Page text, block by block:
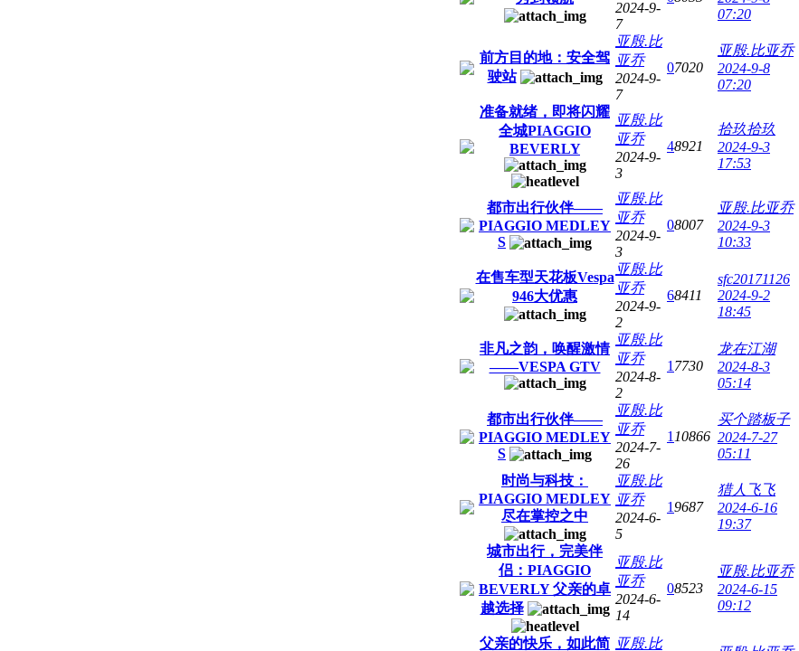
2024-9-
7
07:20
前方目的地：安全驾
驶站
亚殷.比
亚乔
2024-9-
7
07020
亚殷.比亚乔
2024-9-8
07:20
准备就绪，即将闪耀
全城PIAGGIO
BEVERLY
亚殷.比
亚乔
2024-9-
3
48921
拾玖拾玖
2024-9-3
17:53
都市出行伙伴——
PIAGGIO MEDLEY
S
亚殷.比
亚乔
2024-9-
3
08007
亚殷.比亚乔
2024-9-3
10:33
在售车型天花板Vespa
946大优惠
亚殷.比
亚乔
2024-9-
2
68411
sfc20171126
2024-9-2
18:45
非凡之韵，唤醒激情
——VESPA GTV
亚殷.比
亚乔
2024-8-
2
1 7730
龙在江湖
2024-8-3
05:14
都市出行伙伴——
PIAGGIO MEDLEY
S
亚殷.比
亚乔
2024-7-
26
1 10866
买个踏板子
2024-7-27
05:11
时尚与科技：
PIAGGIO MEDLEY
尽在掌控之中
亚殷.比
亚乔
2024-6-
5
19687
猎人飞飞
2024-6-16
19:37
城市出行，完美伴
侣：PIAGGIO
BEVERLY 父亲的卓
越选择
亚殷.比
亚乔
2024-6-
14
08523
亚殷.比亚乔
2024-6-15
09:12
父亲的快乐，如此简 亚殷.比